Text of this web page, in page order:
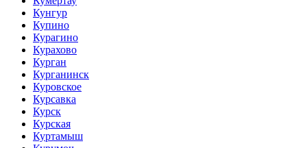
Кунгур
Купино
Курагино
Курахово
Курган
Курганинск
Куровское
Курсавка
Курск
Курская
Куртамыш